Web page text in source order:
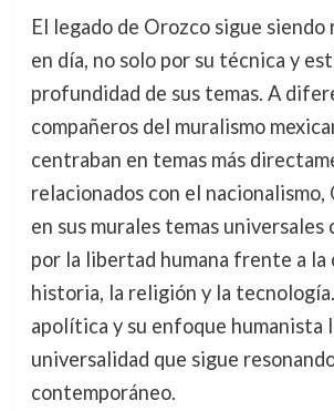
El legado de Orozco sigue
en día, no solo por su técnica y
profundidad de sus temas. A
compañeros del muralismo
centraban en temas más
relacionados con el nacionalismo,
en sus murales temas universales
por la libertad humana frente a la
historia, la religión y la
apolítica y su enfoque humanista
universalidad que sigue
contemporáneo.